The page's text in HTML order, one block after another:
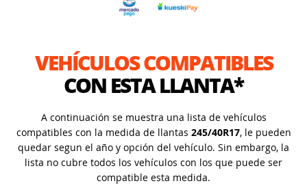
VEHÍCULOS COMPATIBLES
CON ESTA LLANTA*
A continuación se muestra una lista de vehículos
compatibles con la medida de llantas 245/40R17, le pueden
quedar segun el año y opción del vehículo. Sin embargo, la
lista no cubre todos los vehículos con los que puede ser
compatible esta medida.